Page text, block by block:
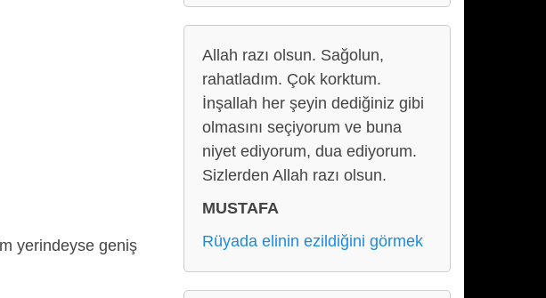
yerindeyse geniş
Allah razı olsun. Sağolun,
rahatladım. Çok korktum.
İnşallah her şeyin dediğiniz gibi
olmasını seçiyorum ve buna
niyet ediyorum, dua ediyorum.
Sizlerden Allah razı olsun.
MUSTAFA
Rüyada elinin ezildiğini görmek